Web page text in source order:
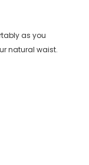
as you
natural waist.